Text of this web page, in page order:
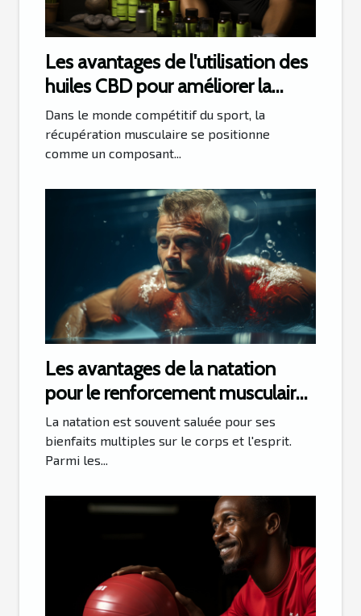
Les avantages de l'utilisation des
huiles CBD pour améliorer la
récupération musculaire chez les
athletes
Dans le monde compétitif du sport, la
récupération musculaire se positionne
comme un composant...
Les avantages de la natation
pour le renforcement musculaire
et la santé cardiaque
La natation est souvent saluée pour ses
bienfaits multiples sur le corps et l'esprit.
Parmi les...